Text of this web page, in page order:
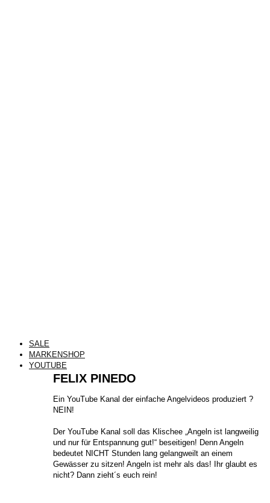
SALE
MARKENSHOP
YOUTUBE
FELIX PINEDO
​Ein YouTube Kanal der einfache Angelvideos produziert ?
NEIN!
Der YouTube Kanal soll das Klischee „Angeln ist langweilig
und nur für Entspannung gut!“ beseitigen! Denn Angeln
bedeutet NICHT Stunden lang gelangweilt an einem
Gewässer zu sitzen! Angeln ist mehr als das! Ihr glaubt es
nicht? Dann zieht´s euch rein!